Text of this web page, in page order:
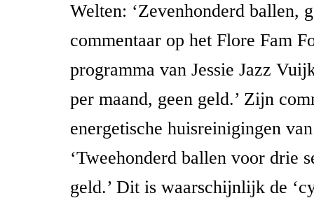
Welten: ‘Zevenhonderd ballen,
commentaar op het Flore Fam
programma van Jessie Jazz
per maand, geen geld.’ Zijn
energetische huisreinigingen
‘Tweehonderd ballen voor drie
geld.’ Dit is waarschijnlijk de